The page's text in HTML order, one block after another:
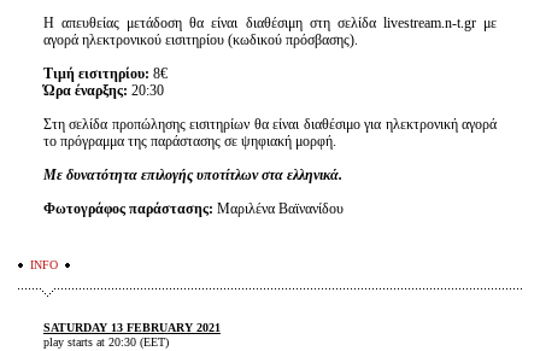
Η απευθείας μετάδοση θα είναι διαθέσιμη στη σελίδα livestream.n-t.gr με
αγορά ηλεκτρονικού εισιτηρίου (κωδικού πρόσβασης).
Τιμή εισιτηρίου: 8€
Ώρα έναρξης: 20:30
Στη σελίδα προπώλησης εισιτηρίων θα είναι διαθέσιμο για ηλεκτρονική αγορά
το πρόγραμμα της παράστασης σε ψηφιακή μορφή.
Με δυνατότητα επιλογής υποτίτλων στα ελληνικά.
Φωτογράφος παράστασης: Μαριλένα Βαϊνανίδου
INFO
SATURDAY 13 FEBRUARY 2021
play starts at 20:30 (EET)